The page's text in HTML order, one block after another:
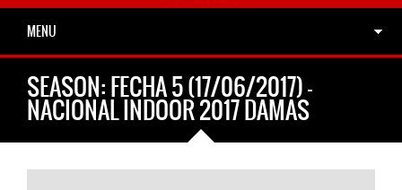
MENU
SEASON:FECHA 5 (17/06/2017) –
NACIONAL INDOOR 2017 DAMAS